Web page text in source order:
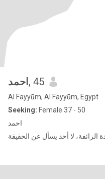
احمد , 45
Al Fayyūm, Al Fayyūm, Egypt
Seeking: Female 37 - 50
احمد
الزائفة، لا أحد يسأل عن الحقيقة